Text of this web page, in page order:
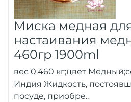
Миска медная
настаивания
460гр 1900ml
вес 0.460 кг;цвет
Индия Жидкость,
посуде, приобре..